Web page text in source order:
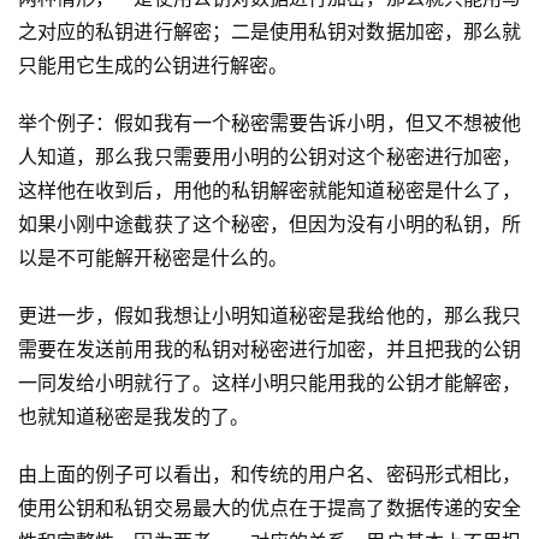
之对应的私钥进行解密；二是使用私钥对数据加密，那么就
只能用它生成的公钥进行解密。
举个例子：假如我有一个秘密需要告诉小明，但又不想被他
人知道，那么我只需要用小明的公钥对这个秘密进行加密，
这样他在收到后，用他的私钥解密就能知道秘密是什么了，
如果小刚中途截获了这个秘密，但因为没有小明的私钥，所
以是不可能解开秘密是什么的。
更进一步，假如我想让小明知道秘密是我给他的，那么我只
需要在发送前用我的私钥对秘密进行加密，并且把我的公钥
一同发给小明就行了。这样小明只能用我的公钥才能解密，
也就知道秘密是我发的了。
由上面的例子可以看出，和传统的用户名、密码形式相比，
使用公钥和私钥交易最大的优点在于提高了数据传递的安全